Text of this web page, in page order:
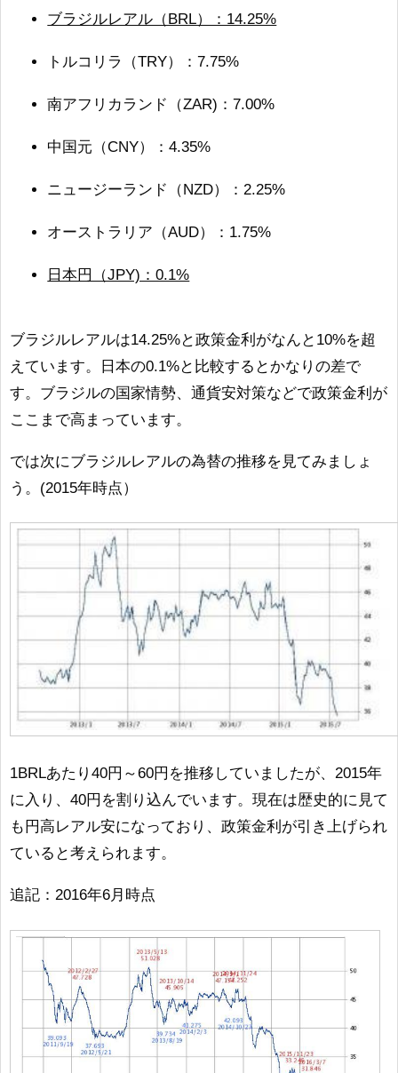
ブラジルレアル（BRL）：14.25%
トルコリラ（TRY）：7.75%
南アフリカランド（ZAR)：7.00%
中国元（CNY）：4.35%
ニュージーランド（NZD）：2.25%
オーストラリア（AUD）：1.75%
日本円（JPY)：0.1%
ブラジルレアルは14.25%と政策金利がなんと10%を超
えています。日本の0.1%と比較するとかなりの差で
す。ブラジルの国家情勢、通貨安対策などで政策金利が
ここまで高まっています。
では次にブラジルレアルの為替の推移を見てみましょ
う。(2015年時点）
1BRLあたり40円～60円を推移していましたが、2015年
に入り、40円を割り込んでいます。現在は歴史的に見て
も円高レアル安になっており、政策金利が引き上げられ
ていると考えられます。
追記：2016年6月時点